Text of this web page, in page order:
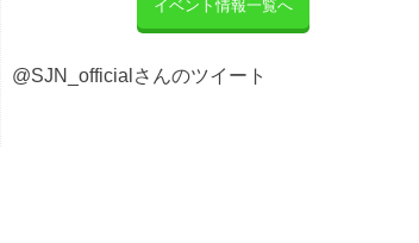
イベント情報一覧へ
@SJN_officialさんのツイート